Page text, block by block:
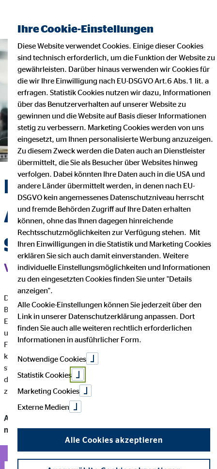
Betriebliche
Altersvorsorge und
Steuervorteile
VERMÖGENSBERATUNG
Das Rentenniveau
Bruttogehalts und wird laut Prognosen bis 2030 weiter sinken.
EineAltersvorsorgezusätzlich zur gesetzlichen Rente ist
unverzichtbar, wenn du dir im Alter keine Sorgen über deine
Finanzen machen möchtest. Diebetriebliche Altersvorsorge
kann dabei ein besonders wertvoller Baustein sein. Mit
steuerlichen Vorteilen und Arbeitgeberzuschüssen sicherst du
dir einen Lebensstandard, der dich nicht zum Verzicht im Alter
zwingt.
Alles, was du zur betrieblichen Altersvorsorge wissen
musst, haben wir für dich hier zusammengefasst.
Ihre Cookie-Einstellungen
Diese Website verwendet Cookies. Einige dieser Cookies
sind technisch erforderlich, um die Funktion der Website zu
gewährleisten. Darüber hinaus verwenden wir Cookies für
die wir Ihre Einwilligung nach EU-DSGVO Art.6 Abs.1 lit. a
erfragen. Statistik Cookies nutzen wir dazu, Informationen
über das Benutzerverhalten auf unserer Website zu
gewinnen und die Website auf Basis dieser Informationen
stetig zu verbessern. Marketing Cookies werden von uns
eingesetzt, um Ihnen personalisierte Werbung anzuzeigen.
Zu diesem Zweck werden die Daten auch an Dienstleister
übermittelt, die Sie als Besucher über Websites hinweg
verfolgen. Dabei könnten Ihre Daten auch in die USA und
andere Länder übermittelt werden, in denen nach EU-
DSGVO kein angemessenes Datenschutzniveau herrscht
und fremde Behörden Zugriff auf Ihre Daten erhalten
können, ohne das Ihnen dagegen hinreichende
Rechtsschutzmöglichkeiten zur Verfügung stehen. Mit
Ihren Einwilligungen in die Statistik und Marketing Cookies
erklären Sie sich auch damit einverstanden. Weitere
individuelle Einstellungsmöglichkeiten und Informationen
zu den eingesetzten Cookies finden Sie unter "Details
anzeigen".
Alle Cookie-Einstellungen können Sie jederzeit über den
Link in unserer Datenschutzerklärung anpassen. Dort
finden Sie auch alle weiteren rechtlich erforderlichen
Informationen in ausführlicher Form.
Notwendige Cookies
Statistik Cookies
Marketing Cookies
Externe Medien
Alle Cookies akzeptieren